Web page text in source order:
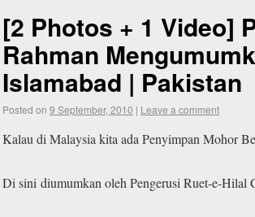
[2 Photos + 1 Video]
Rahman
Islamabad | Pakistan
Posted on 9 September, 2010 | Leave a comment
Kalau di Malaysia kita ada Penyimpan Mohor
Di sini diumumkan oleh Pengerusi Ruet-e-